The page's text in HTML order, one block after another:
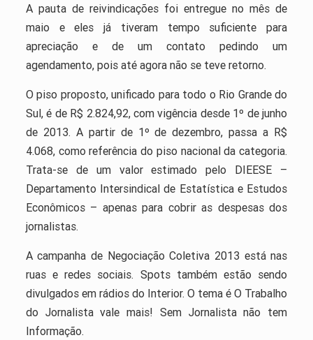
A pauta de reivindicações foi entregue no mês de
maio e eles já tiveram tempo suficiente para
apreciação e de um contato pedindo um
agendamento, pois até agora não se teve retorno.
O piso proposto, unificado para todo o Rio Grande do
Sul, é de R$ 2.824,92, com vigência desde 1º de junho
de 2013. A partir de 1º de dezembro, passa a R$
4.068, como referência do piso nacional da categoria.
Trata-se de um valor estimado pelo DIEESE –
Departamento Intersindical de Estatística e Estudos
Econômicos – apenas para cobrir as despesas dos
jornalistas.
A campanha de Negociação Coletiva 2013 está nas
ruas e redes sociais. Spots também estão sendo
divulgados em rádios do Interior. O tema é O Trabalho
do Jornalista vale mais! Sem Jornalista não tem
Informação.